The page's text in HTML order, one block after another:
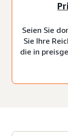
Seien Sie
Sie Ihre
die in